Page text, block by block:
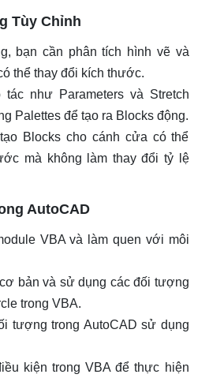
Tùy Chỉnh
bạn cần phân tích hình vẽ và
thể thay đổi kích thước.
như Parameters và Stretch
Palettes để tạo ra Blocks động.
Blocks cho cánh cửa có thể
mà không làm thay đổi tỷ lệ
AutoCAD
VBA và làm quen với môi
bản và sử dụng các đối tượng
trong VBA.
tượng trong AutoCAD sử dụng
kiện trong VBA để thực hiện